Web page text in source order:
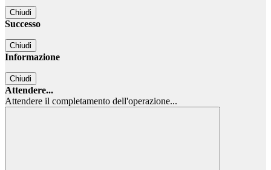
Chiudi
Successo
Chiudi
Informazione
Chiudi
Attendere...
Attendere il completamento dell'operazione...